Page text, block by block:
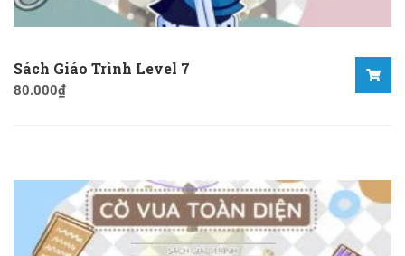
Sách Giáo Trình Level 7
80.000₫